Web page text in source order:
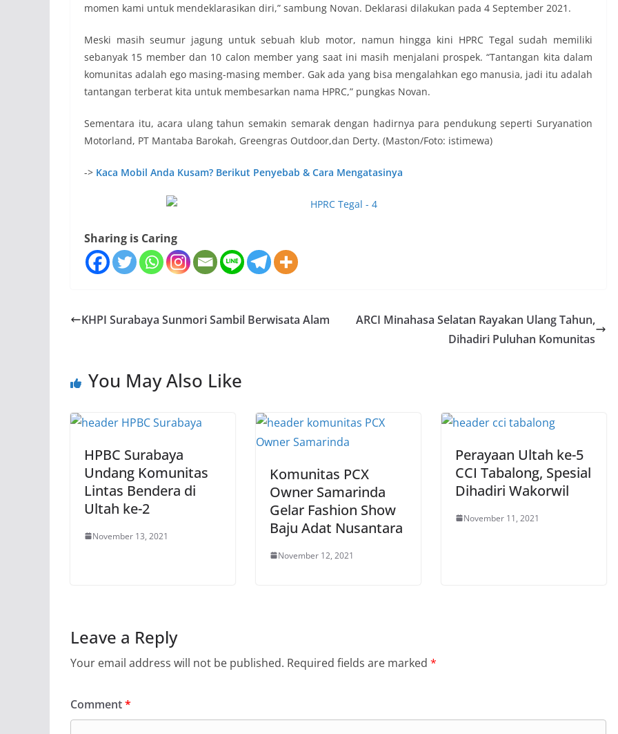
momen kami untuk mendeklarasikan diri,” sambung Novan. Deklarasi dilakukan pada 4 September 2021.
Meski masih seumur jagung untuk sebuah klub motor, namun hingga kini HPRC Tegal sudah memiliki
sebanyak 15 member dan 10 calon member yang saat ini masih menjalani prospek. “Tantangan kita dalam
komunitas adalah ego masing-masing member. Gak ada yang bisa mengalahkan ego manusia, jadi itu adalah
tantangan terberat kita untuk membesarkan nama HPRC,” pungkas Novan.
Sementara itu, acara ulang tahun semakin semarak dengan hadirnya para pendukung seperti Suryanation
Motorland, PT Mantaba Barokah, Greengras Outdoor,dan Derty. (Maston/Foto: istimewa)
-> Kaca Mobil Anda Kusam? Berikut Penyebab & Cara Mengatasinya
Sharing is Caring
KHPI Surabaya Sunmori Sambil Berwisata Alam
ARCI Minahasa Selatan Rayakan Ulang Tahun,
Dihadiri Puluhan Komunitas
You May Also Like
HPBC Surabaya
Undang Komunitas
Lintas Bendera di
Ultah ke-2
November 13, 2021
Komunitas PCX
Owner Samarinda
Gelar Fashion Show
Baju Adat Nusantara
November 12, 2021
Perayaan Ultah ke-5
CCI Tabalong, Spesial
Dihadiri Wakorwil
November 11, 2021
Leave a Reply
Your email address will not be published. Required fields are marked *
Comment*